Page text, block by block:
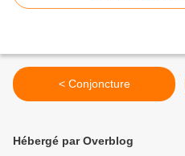
< Conjoncture
Hébergé par Overblog